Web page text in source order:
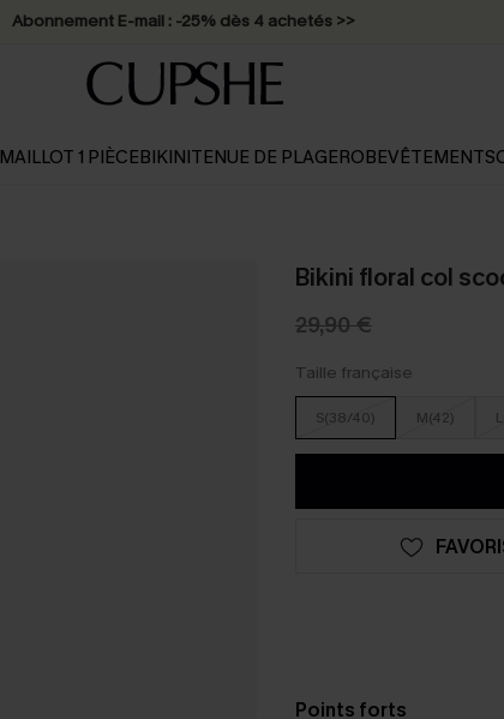
Abonnement E-mail : -25% dès 4 achetés >>
MAILLOT 1 PIÈCEBIKINITENUE DE PLAGEROBEVÊTEMENTS
Bikini floral col
29,90 €
Taille française
S(38/40) M(42)
Points forts